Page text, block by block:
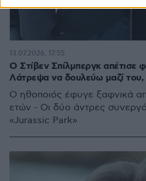
Ο Στίβεν Σπίλμπεργκ απέτισε
Λάτρεψα να δουλεύω μαζί του,
Ο ηθοποιός έφυγε ξαφνικά
ετών - Οι δύο άντρες
«Jurassic Park»
13.07.2026, 17:55